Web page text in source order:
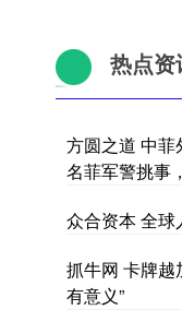
热点资
方圆之道 中
名菲军警挑事
众合资本 全球
抓牛网 卡牌越
有意义”